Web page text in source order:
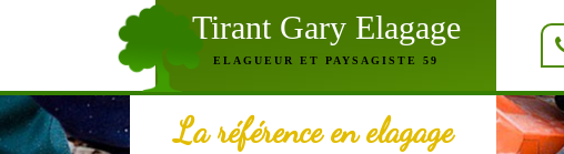
Tirant Gary Elagage
ELAGUEUR ET PAYSAGISTE 59
La référence en elagage